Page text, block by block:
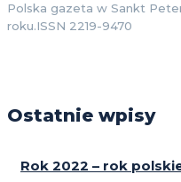
Polska gazeta w Sankt
roku.ISSN 2219-9470
Ostatnie wpisy
Rok 2022 – rok